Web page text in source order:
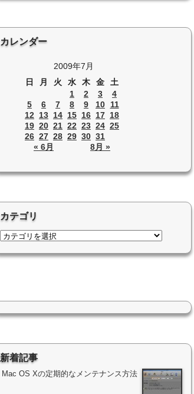
カレンダー
2009年7月
日
月 火 水 木 金 土
« 6月 8月 »
1 2 3
4
5
6 7 8 9 10
11
12 13 14 15 16 17 18
19 20 21 22 23 24 25
26 27 28 29 30 31
カテゴリ
新着記事
Mac OS Xの定期的なメンテナンス方法